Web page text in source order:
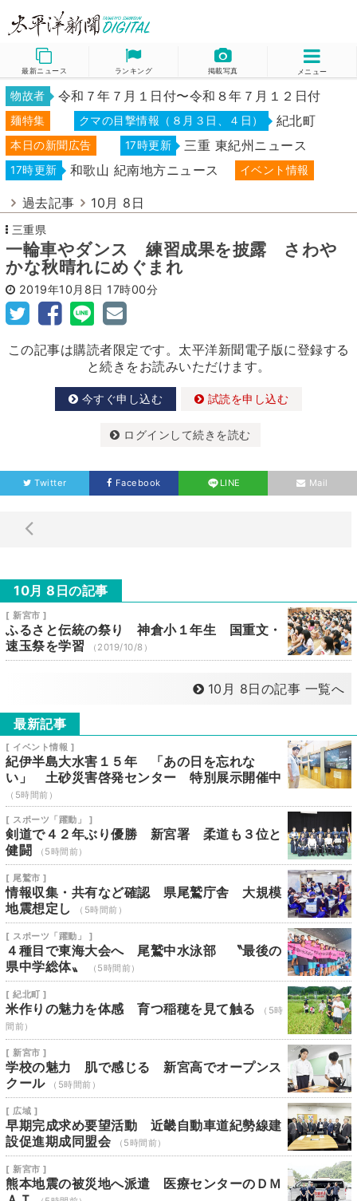
最新ニュース ランキング 掲載写真 メニュー
物故者 令和７年７月１日付〜令和８年７月１２日付
麺特集 クマの目撃情報（８月３日、４日） 紀北町
本日の新聞広告 17時更新 三重 東紀州ニュース
17時更新 和歌山 紀南地方ニュース イベント情報
過去記事 10月 8日
三重県
一輪車やダンス 練習成果を披露 さわや
かな秋晴れにめぐまれ
2019年10月8日 17時00分
この記事は購読者限定です。太平洋新聞電子版に登録する
と続きをお読みいただけます。
今すぐ申し込む 試読を申し込む
ログインして続きを読む
Twitter Facebook LINE Mail
10月 8日の記事
[ 新宮市 ]
ふるさと伝統の祭り 神倉小１年生 国重文・
速玉祭を学習
（2019/10/8）
10月 8日の記事 一覧へ
最新記事
[ イベント情報 ]
紀伊半島大水害１５年 「あの日を忘れな
い」 土砂災害啓発センター 特別展示開催中
（5時間前）
[ スポーツ「躍動」 ]
剣道で４２年ぶり優勝 新宮署 柔道も３位と
健闘
（5時間前）
[ 尾鷲市 ]
情報収集・共有など確認 県尾鷲庁舎 大規模
地震想定し
（5時間前）
[ スポーツ「躍動」 ]
４種目で東海大会へ 尾鷲中水泳部 〝最後の
県中学総体〟
（5時間前）
[ 紀北町 ]
米作りの魅力を体感 育つ稲穂を見て触る
（5時
間前）
[ 新宮市 ]
学校の魅力 肌で感じる 新宮高でオープンス
クール
（5時間前）
[ 広域 ]
早期完成求め要望活動 近畿自動車道紀勢線建
設促進期成同盟会
（5時間前）
[ 新宮市 ]
熊本地震の被災地へ派遣 医療センターのＤＭ